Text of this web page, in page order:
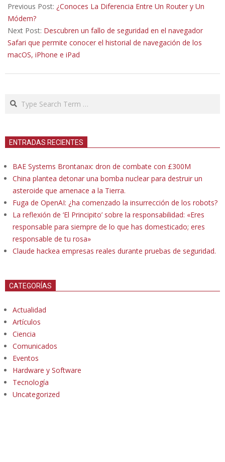
01-
17
Previous Post: ¿Conoces La Diferencia Entre Un Router y Un
Módem?
Next Post: Descubren un fallo de seguridad en el navegador
Safari que permite conocer el historial de navegación de los
macOS, iPhone e iPad
Search
ENTRADAS RECIENTES
BAE Systems Brontanax: dron de combate con £300M
China plantea detonar una bomba nuclear para destruir un
asteroide que amenace a la Tierra.
Fuga de OpenAI: ¿ha comenzado la insurrección de los robots?
La reflexión de ‘El Principito’ sobre la responsabilidad: «Eres
responsable para siempre de lo que has domesticado; eres
responsable de tu rosa»
Claude hackea empresas reales durante pruebas de seguridad.
CATEGORÍAS
Actualidad
Artículos
Ciencia
Comunicados
Eventos
Hardware y Software
Tecnología
Uncategorized